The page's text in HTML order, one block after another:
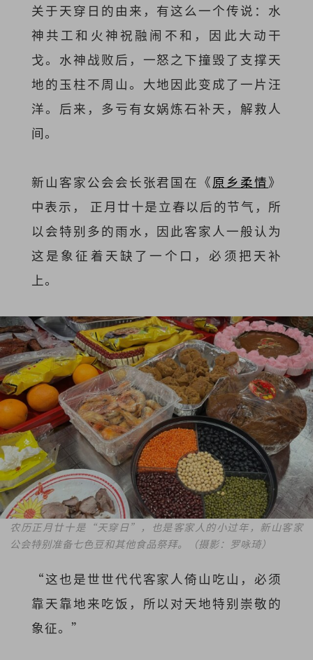
关于天穿日的由来，有这么一个传说：水
神共工和火神祝融闹不和，因此大动干
戈。水神战败后，一怒之下撞毁了支撑天
地的玉柱不周山。大地因此变成了一片汪
洋。后来，多亏有女娲炼石补天，解救人
间。
新山客家公会会长张君国在《原乡柔情》
中表示， 正月廿十是立春以后的节气，所
以会特别多的雨水，因此客家人一般认为
这是象征着天缺了一个口，必须把天补
上。
农历正月廿十是“天穿日”，也是客家人的小过年，新山客家
公会特别准备七色豆和其他食品祭拜。（摄影：罗咏琦）
“这也是世世代代客家人倚山吃山，必须
靠天靠地来吃饭，所以对天地特别崇敬的
象征。”